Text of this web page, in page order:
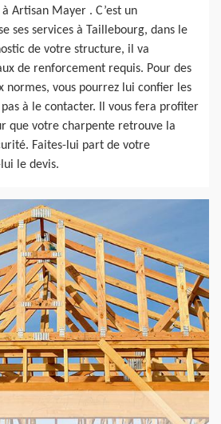
Artisan Mayer . C’est un
ses services à Taillebourg, dans le
de votre structure, il va
de renforcement requis. Pour des
normes, vous pourrez lui confier les
pas à le contacter. Il vous fera profiter
que votre charpente retrouve la
Faites-lui part de votre
le devis.